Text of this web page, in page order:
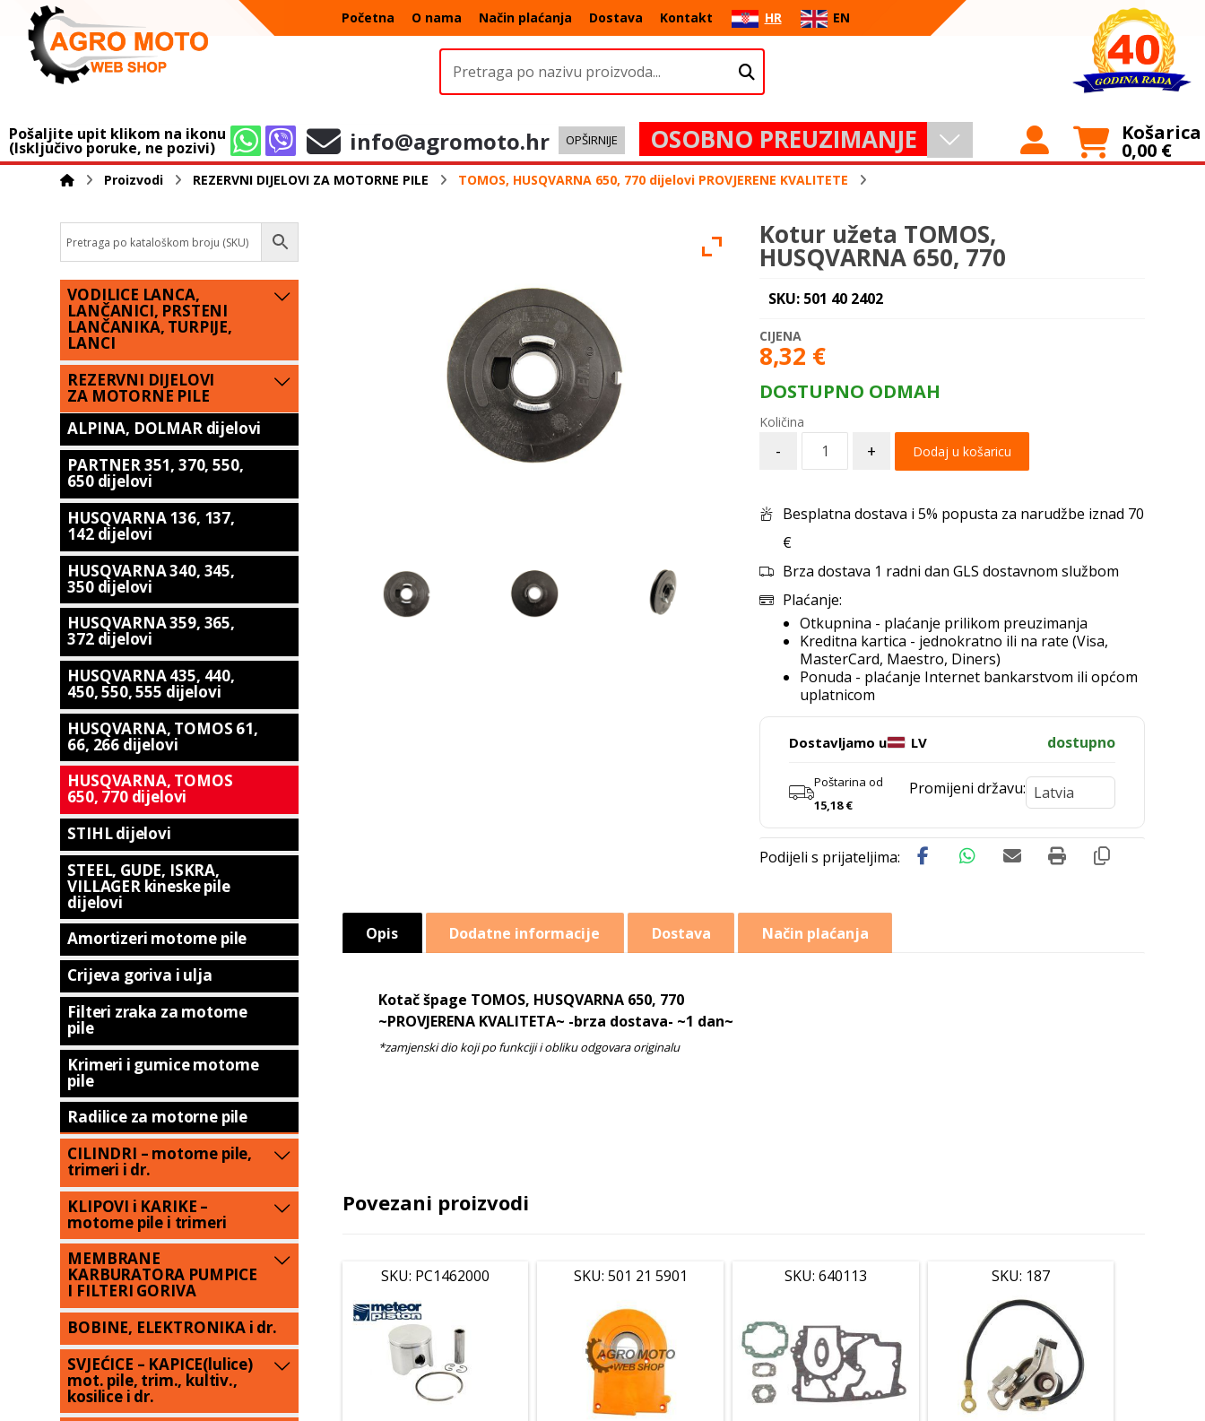
Početna O nama Način plaćanja Dostava Kontakt HR EN
Pošaljite upit klikom na ikonu
(Isključivo poruke, ne pozivi) info@agromoto.hr OPŠIRNIJE OSOBNO PREUZIMANJE Košarica
0,00 €
Proizvodi REZERVNI DIJELOVI ZA MOTORNE PILE TOMOS, HUSQVARNA 650, 770 dijelovi PROVJERENE KVALITETE
Kotur užeta TOMOS,
HUSQVARNA 650, 770
SKU: 501 40 2402
8,32 €
DOSTUPNO ODMAH
- + Dodaj u košaricu
Besplatna dostava i 5% popusta za narudžbe iznad 70
€
Brza dostava 1 radni dan GLS dostavnom službom
Plaćanje:
Otkupnina - plaćanje prilikom preuzimanja
Kreditna kartica - jednokratno ili na rate (Visa,
MasterCard, Maestro, Diners)
Ponuda - plaćanje Internet bankarstvom ili općom
uplatnicom
Dostavljamo u LV dostupno
Poštarina od
15,18€
Promijeni državu:
Opis Dodatne informacije Dostava Način plaćanja
Kotač špage TOMOS, HUSQVARNA 650, 770
~PROVJERENA KVALITETA~ -brza dostava- ~1 dan~
Povezani proizvodi
SKU: PC1462000 SKU: 501 21 5901 SKU: 640113 SKU: 187
VODILICE LANCA,
LANČANICI, PRSTENI
LANČANIKA, TURPIJE,
LANCI
REZERVNI DIJELOVI
ZA MOTORNE PILE
ALPINA, DOLMAR dijelovi
PARTNER 351, 370, 550,
650 dijelovi
HUSQVARNA 136, 137,
142 dijelovi
HUSQVARNA 340, 345,
350 dijelovi
HUSQVARNA 359, 365,
372 dijelovi
HUSQVARNA 435, 440,
450, 550, 555 dijelovi
HUSQVARNA, TOMOS 61,
66, 266 dijelovi
HUSQVARNA, TOMOS
650, 770 dijelovi
STIHL dijelovi
STEEL, GUDE, ISKRA,
VILLAGER kineske pile
dijelovi
Amortizeri motorne pile
Crijeva goriva i ulja
Filteri zraka za motorne
pile
Krimeri i gumice motorne
pile
Radilice za motorne pile
CILINDRI – motorne pile,
trimeri i dr.
KLIPOVI i KARIKE –
motorne pile i trimeri
MEMBRANE
KARBURATORA PUMPICE
I FILTERI GORIVA
BOBINE, ELEKTRONIKA i dr.
SVJEĆICE – KAPICE(lulice)
mot. pile, trim., kultiv.,
kosilice i dr.